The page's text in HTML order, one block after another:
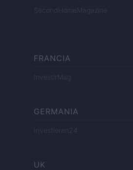
SecondHomeMagazine
FRANCIA
InvestirMag
GERMANIA
Investieren24
UK